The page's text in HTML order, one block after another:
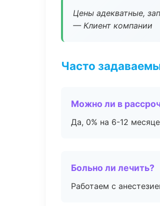
Цены адекватные,
— Клиент компании
Часто
Можно ли в
Да, 0% на 6-12
Больно ли лечить?
Работаем с